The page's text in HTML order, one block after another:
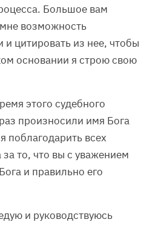
Большое вам
возможность
цитировать из нее, чтобы
основании я строю свою
этого судебного
произносили имя Бога
поблагодарить всех
то, что вы с уважением
и правильно его
и руководствуюсь